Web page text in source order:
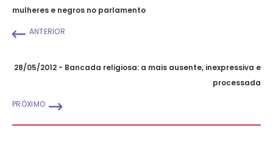
mulheres e negros no parlamento
ANTERIOR
28/05/2012 - Bancada religiosa: a mais ausente, inexpressiva e
processada
PRÓXIMO